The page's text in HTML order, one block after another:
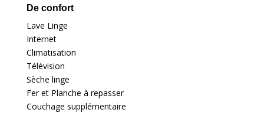
De confort
Lave Linge
Internet
Climatisation
Télévision
Sèche linge
Fer et Planche à repasser
Couchage supplémentaire